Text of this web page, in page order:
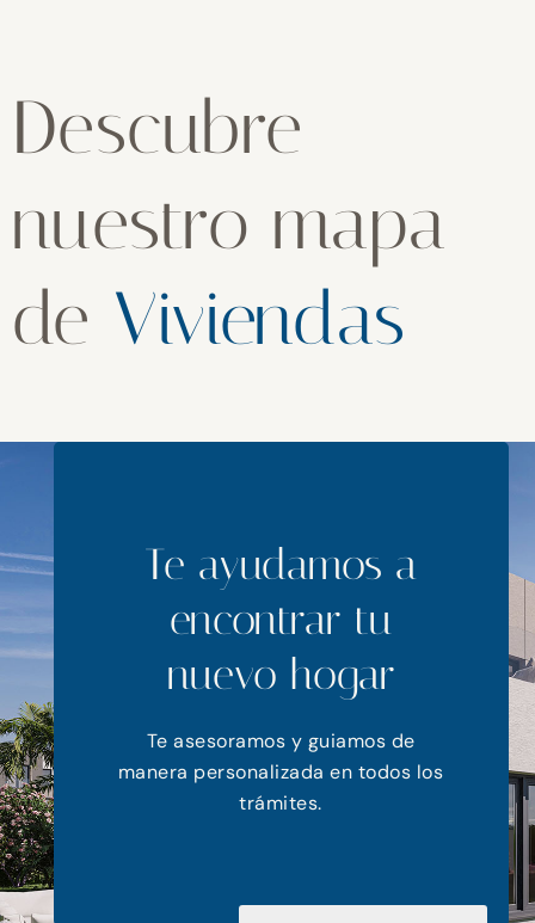
Descubre
nuestro mapa
de Viviendas
Te ayudamos a
encontrar tu
nuevo hogar
Te asesoramos y guiamos de
manera personalizada en todos los
trámites.